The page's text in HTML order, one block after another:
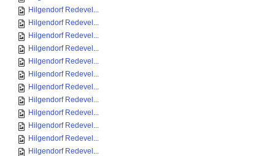
Hilgendorf Redevel...
Hilgendorf Redevel...
Hilgendorf Redevel...
Hilgendorf Redevel...
Hilgendorf Redevel...
Hilgendorf Redevel...
Hilgendorf Redevel...
Hilgendorf Redevel...
Hilgendorf Redevel...
Hilgendorf Redevel...
Hilgendorf Redevel...
Hilgendorf Redevel...